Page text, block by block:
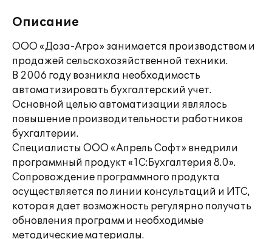
Описание
ООО «Доза-Агро» занимается производством и
продажей сельскохозяйственной техники.
В 2006 году возникла необходимость
автоматизировать бухгалтерский учет.
Основной целью автоматизации являлось
повышение производительности работников
бухгалтерии.
Специалисты ООО «Апрель Софт» внедрили
программный продукт «1С:Бухгалтерия 8.0».
Сопровождение программного продукта
осуществляется по линии консультаций и ИТС,
которая дает возможность регулярно получать
обновления программ и необходимые
методические материалы.